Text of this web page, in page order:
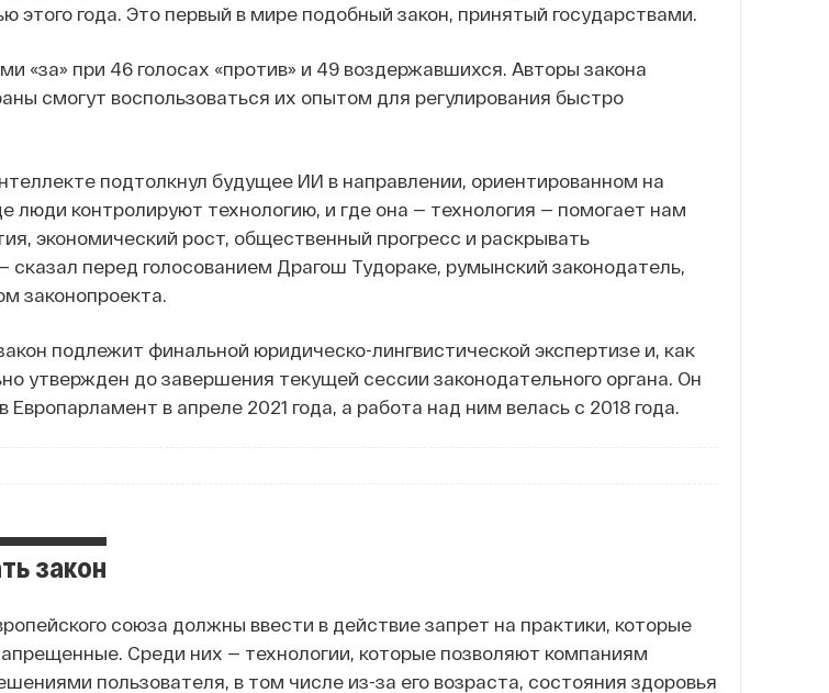
этого года. Это первый в мире подобный закон, принятый государствами.
«за» при 46 голосах «против» и 49 воздержавшихся. Авторы закона
смогут воспользоваться их опытом для регулирования быстро
подтолкнул будущее ИИ в направлении, ориентированном на
люди контролируют технологию, и где она — технология — помогает нам
экономический рост, общественный прогресс и раскрывать
сказал перед голосованием Драгош Тудораке, румынский законодатель,
законопроекта.
подлежит финальной юридическо-лингвистической экспертизе и, как
утвержден до завершения текущей сессии законодательного органа. Он
в апреле 2021 года, а работа над ним велась с 2018 года.
закон
союза должны ввести в действие запрет на практики, которые
Среди них — технологии, которые позволяют компаниям
пользователя, в том числе из-за его возраста, состояния здоровья